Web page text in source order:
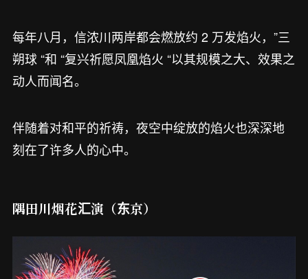
每年八月，信浓川两岸都会燃放约 2 万发焰火，”三
朔球 “和 “复兴祈愿凤凰焰火 “以其规模之大、效果之
动人而闻名。
伴随着对和平的祈祷，夜空中绽放的焰火也深深地
刻在了许多人的心中。
隅田川烟花汇演（东京）